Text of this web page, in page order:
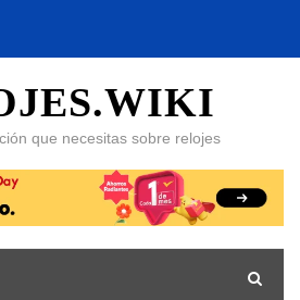
que necesitas sobre relojes